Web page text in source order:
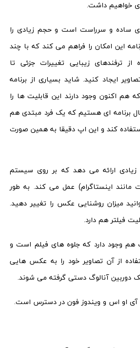
ای خواهیم داشت.
ای ساده و سرراست است و حجم زیادی را
این امکان را فراهم می کند که با چند
ترفندهای زیبایی تغییرات جزئی تا
ایجاد کنید. شاید بسیاری از برنامه
هم اکنون وجود دارند این قابلیت ها را
برنامه ای هستیم که یک فرد مبتدی هم
کند و این اپ دقیقا به همین صورت
زیادی ارائه می دهد که بر روی سیستم
مانند اینستاگرام) عمل می کند. به طور
میزان روشنایی عکس را تغییر دهید.
وجود دارد که جلوه های فیلم است و
از آن تصاویر خود را به عکس هایی
دوربین آنالوگ دستی گرفته می شوند.
آی او اس و ویندوز فون در دسترس است.